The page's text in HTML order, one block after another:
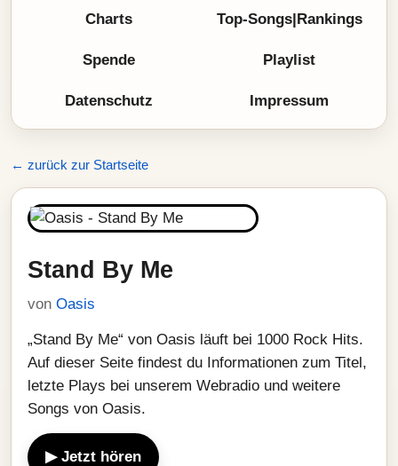
Charts Top-Songs|Rankings
Spende Playlist
Datenschutz Impressum
← zurück zur Startseite
Stand By Me
von Oasis
„Stand By Me“ von Oasis läuft bei 1000 Rock Hits.
Auf dieser Seite findest du Informationen zum Titel,
letzte Plays bei unserem Webradio und weitere
Songs von Oasis.
▶ Jetzt hören